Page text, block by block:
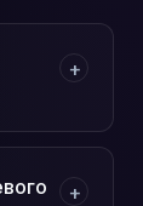
+
+